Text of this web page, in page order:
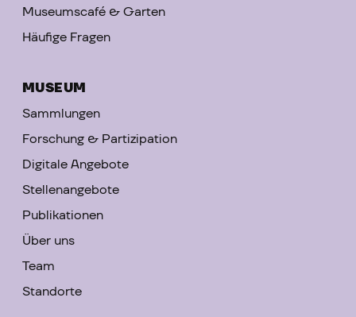
Museumscafé & Garten
Häufige Fragen
MUSEUM
Sammlungen
Forschung & Partizipation
Digitale Angebote
Stellenangebote
Publikationen
Über uns
Team
Standorte